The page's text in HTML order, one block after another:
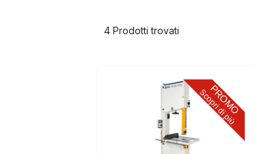
4 Prodotti trovati
PROMO
Scopri di più